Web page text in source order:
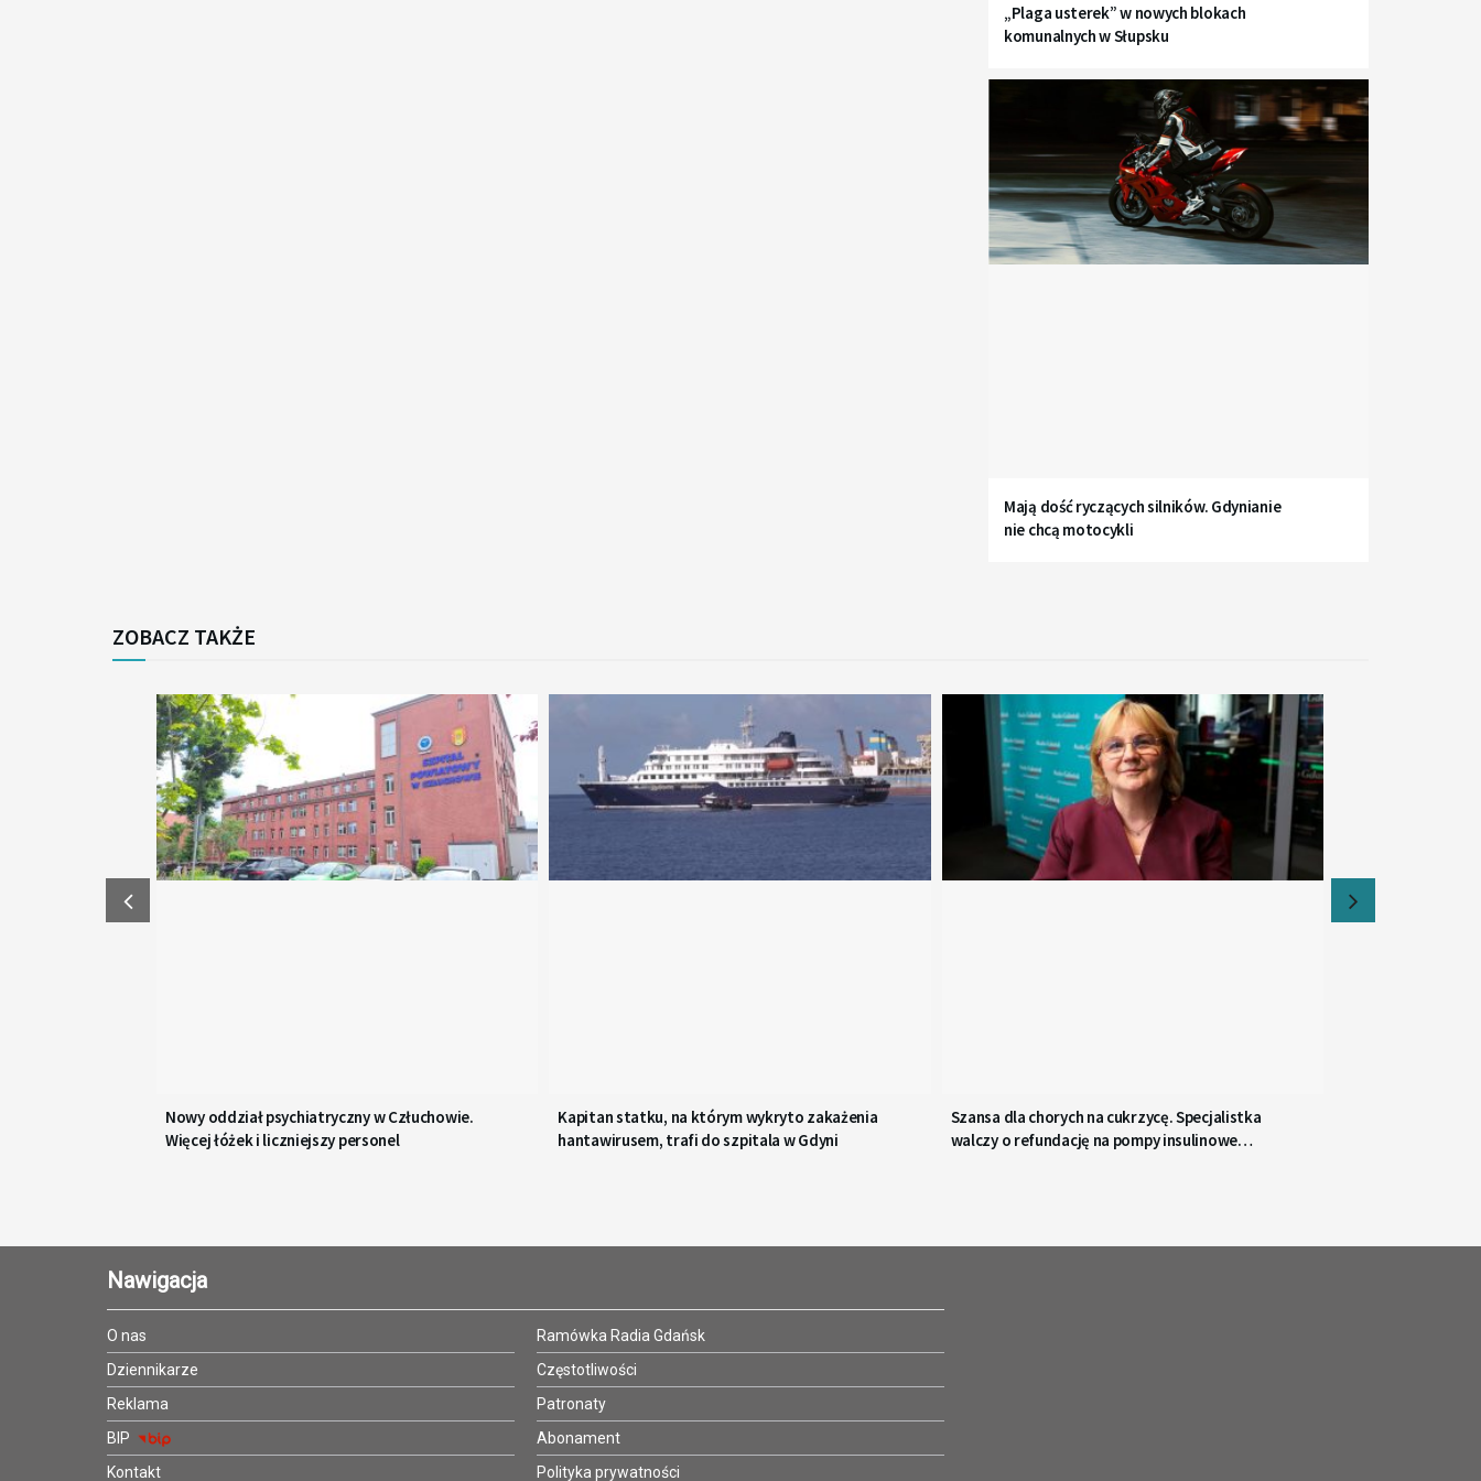
„Plaga usterek” w nowych blokach
komunalnych w Słupsku
Mają dość ryczących silników. Gdynianie
nie chcą motocykli
ZOBACZ TAKŻE
Nowy oddział psychiatryczny w Człuchowie.
Więcej łóżek i liczniejszy personel
Kapitan statku, na którym wykryto zakażenia
hantawirusem, trafi do szpitala w Gdyni
Szansa dla chorych na cukrzycę. Specjalistka
walczy o refundację na pompy insulinowe
Nawigacja
O nas
Dziennikarze
Reklama
BIP
Kontakt
Ramówka Radia Gdańsk
Częstotliwości
Patronaty
Abonament
Polityka prywatności